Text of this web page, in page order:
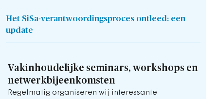
Het SiSa-verantwoordingsproces ontleed: een
update
Vakinhoudelijke seminars, workshops en
netwerkbijeenkomsten
Regelmatig organiseren wij interessante